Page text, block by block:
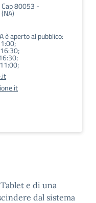
80053 -
è aperto al pubblico:
e di una
dal sistema